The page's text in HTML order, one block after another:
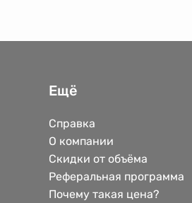
Ещё
Справка
О компании
Скидки от объёма
Реферальная программа
Почему такая цена?